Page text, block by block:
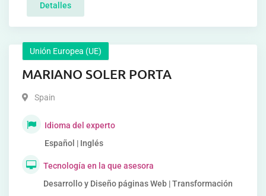
Detalles
Unión Europea (UE)
MARIANO SOLER PORTA
Spain
Idioma del experto
Español | Inglés
Tecnología en la que asesora
Desarrollo y Diseño páginas Web | Transformación